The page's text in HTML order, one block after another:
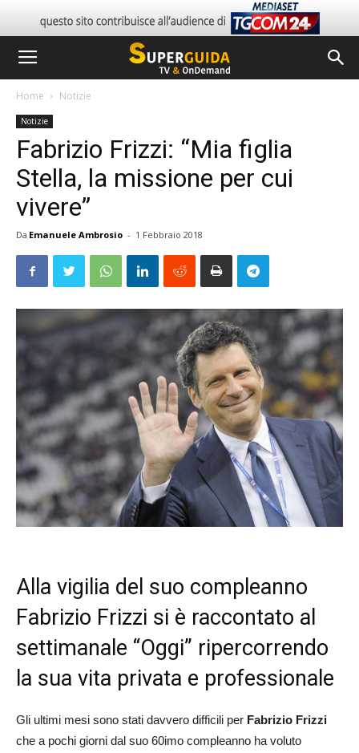
Home Notizie
Notizie
Fabrizio Frizzi: “Mia figlia
Stella, la missione per cui
vivere”
Da Emanuele Ambrosio - 1 Febbraio 2018
Alla vigilia del suo compleanno
Fabrizio Frizzi si è raccontato al
settimanale “Oggi” ripercorrendo
la sua vita privata e professionale
Gli ultimi mesi sono stati davvero difficili per Fabrizio Frizzi
che a pochi giorni dal suo 60imo compleanno ha voluto